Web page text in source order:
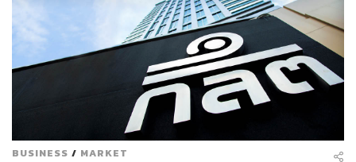
“ตอนนี้ผู้ประกอบการเอกชนของไทยถือว่ามีความพร้อมที่จะ
เน้นในเรื่องคุณภาพมากกว่าปริมาณ เพราะการบังคับให้ทำ
PAEs 3 ปีจะทำให้เรื่องโครงสร้างระบบงาน การบันทึกข้อมูล
การรับรู้รายได้ของการดำเนินธุรกิจจะต้องมีความพร้อม และ
อยู่ในมาตรฐานมากยิ่งขึ้น ซึ่งจริงๆ ปกติแล้วเวลายื่นไฟลิ่งบริ
ษัทต้องยื่นงบการเงิน 3 ปีย้อนหลังอยู่แล้ว แต่ที่ผ่านมาจะเป็น
ในรูปแบบที่งบการเงิน 2 ปีแรกจะเป็นแบบ NPAEs และปีที่ 3
ล่าสุดถึงเป็นแบบ PAEs แต่เกณฑ์ใหม่กำหนดให้ทำแบบ
BUSINESS / MARKET